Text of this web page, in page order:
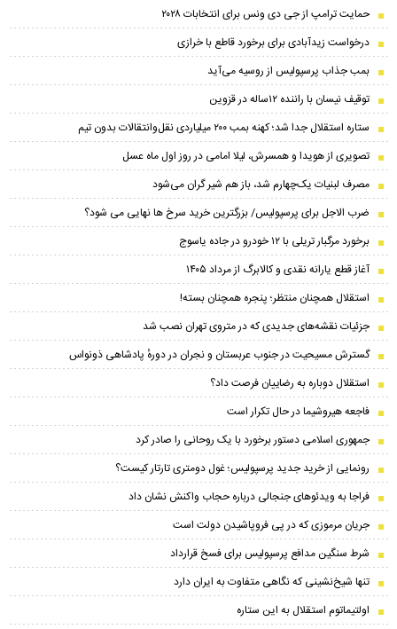
حمایت ترامپ از جی دی ونس برای انتخابات ۲۰۲۸
درخواست زیدآبادی برای برخورد قاطع با خرازی
بمب جذاب پرسپولیس از روسیه می‌آید
توقیف نیسان با راننده ۱۲ساله در قزوین
ستاره استقلال جدا شد؛ کهنه بمب ۲۰۰ میلیاردی نقل‌وانتقالات بدون تیم
تصویری از هویدا و همسرش، لیلا امامی در روز اول ماه عسل
مصرف لبنیات یک‌چهارم شد، باز هم شیر گران می‌شود
ضرب الاجل برای پرسپولیس/ بزرگترین خرید سرخ ها نهایی می شود؟
برخورد مرگبار تریلی با ۱۲ خودرو در جاده یاسوج
آغاز قطع یارانه نقدی و کالابرگ از مرداد ۱۴۰۵
استقلال همچنان منتظر؛ پنجره همچنان بسته!
جزئیات نقشه‌های جدیدی که در متروی تهران نصب شد
گسترش مسیحیت در جنوب عربستان و نجران در دورهٔ پادشاهی ذونواس
استقلال دوباره به رضاییان فرصت داد؟
فاجعه هیروشیما در حال تکرار است
جمهوری اسلامی دستور برخورد با یک روحانی را صادر کرد
رونمایی از خرید جدید پرسپولیس؛ غول دومتری تارتار کیست؟
فراجا به ویدئوهای جنجالی درباره حجاب واکنش نشان داد
جریان مرموزی که در پی فروپاشیدن دولت است
شرط سنگین مدافع پرسپولیس برای فسخ قرارداد
تنها شیخ‌نشینی که نگاهی متفاوت به ایران دارد
اولتیماتوم استقلال به این ستاره